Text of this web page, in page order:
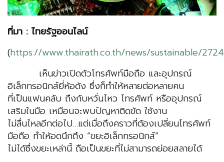
ที่มา : ไทยรัฐออนไลน์
(https://www.thairath.co.th/news/sustainable/
เห็นข่าวเปิดตัวโทรศัพท์มือถือ และอุปกรณ์
อิเล็กทรอนิกส์ยี่ห้อดัง ซึ่งก็ทำให้หลายต่อหลายคน
ที่เป็นแฟนคลับ ถึงกับหวั่นไหว โทรศัพท์ หรืออุปกรณ์
เสริมในมือ เหมือนจะพบปัญหาติดขัด ใช้งาน
ไม่ลื่นไหลอีกต่อไป…แต่เมื่อถึงคราวที่ต้องเปลี่ยนโทรศัพท์
มือถือ ทำให้อดนึกถึง “ขยะอิเล็กทรอนิกส์”
ไม่ได้ซึ่งขยะเหล่านี้ ถือเป็นขยะที่ไม่สามารถย่อยสลายได้